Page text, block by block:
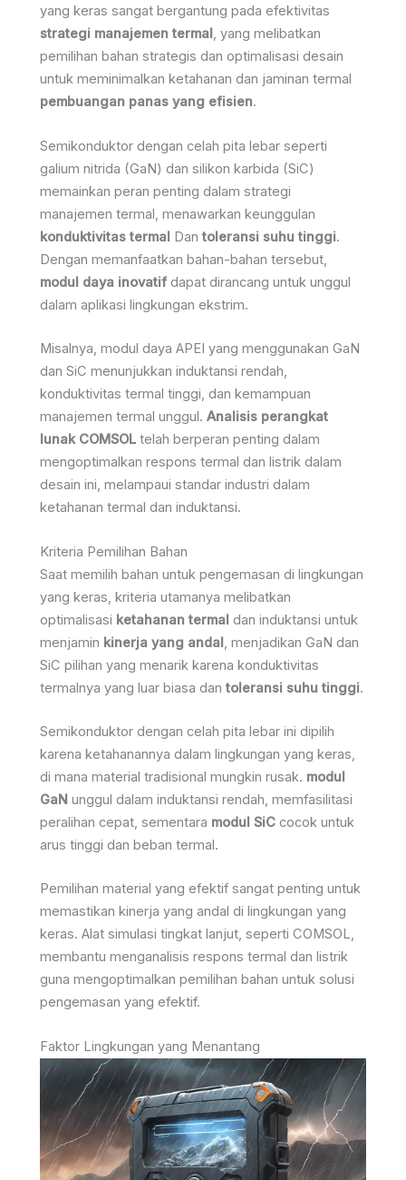
yang keras sangat bergantung pada efektivitas
strategi manajemen termal , yang melibatkan
pemilihan bahan strategis dan optimalisasi desain
untuk meminimalkan ketahanan dan jaminan termal
pembuangan panas yang efisien.
Semikonduktor dengan celah pita lebar seperti
galium nitrida (GaN) dan silikon karbida (SiC)
memainkan peran penting dalam strategi
manajemen termal, menawarkan keunggulan
konduktivitas termal Dan toleransi suhu tinggi.
Dengan memanfaatkan bahan-bahan tersebut,
modul daya inovatif dapat dirancang untuk unggul
dalam aplikasi lingkungan ekstrim.
Misalnya, modul daya APEI yang menggunakan GaN
dan SiC menunjukkan induktansi rendah,
konduktivitas termal tinggi, dan kemampuan
manajemen termal unggul. Analisis perangkat
lunak COMSOL telah berperan penting dalam
mengoptimalkan respons termal dan listrik dalam
desain ini, melampaui standar industri dalam
ketahanan termal dan induktansi.
Kriteria Pemilihan Bahan
Saat memilih bahan untuk pengemasan di lingkungan
yang keras, kriteria utamanya melibatkan
optimalisasi ketahanan termal dan induktansi untuk
menjamin kinerja yang andal , menjadikan GaN dan
SiC pilihan yang menarik karena konduktivitas
termalnya yang luar biasa dan toleransi suhu tinggi.
Semikonduktor dengan celah pita lebar ini dipilih
karena ketahanannya dalam lingkungan yang keras,
di mana material tradisional mungkin rusak. modul
GaN unggul dalam induktansi rendah, memfasilitasi
peralihan cepat, sementara modul SiC cocok untuk
arus tinggi dan beban termal.
Pemilihan material yang efektif sangat penting untuk
memastikan kinerja yang andal di lingkungan yang
keras. Alat simulasi tingkat lanjut, seperti COMSOL,
membantu menganalisis respons termal dan listrik
guna mengoptimalkan pemilihan bahan untuk solusi
pengemasan yang efektif.
Faktor Lingkungan yang Menantang